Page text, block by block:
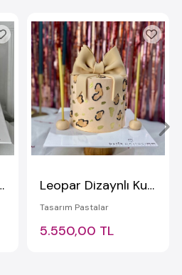
Queen Pasta Leopar Dizaynlı Kurdele Pasta
Tasarım Pastalar
5.550,00 TL